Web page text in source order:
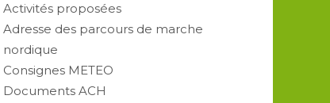
Activités proposées
Adresse des parcours de marche
nordique
Consignes METEO
Documents ACH